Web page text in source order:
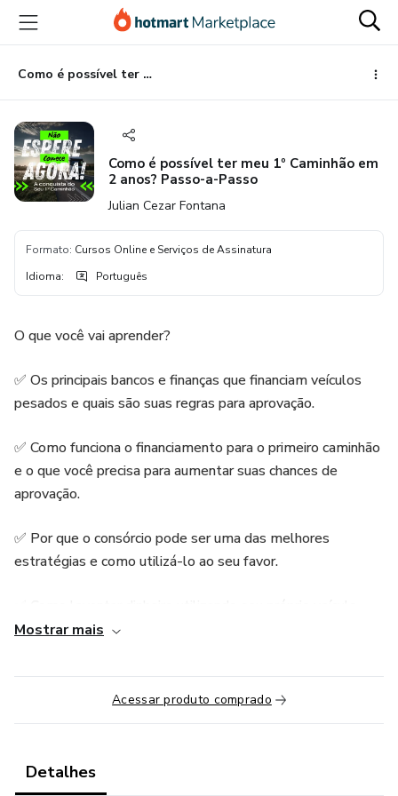
para
conteúdo
principal
para
pagamento
para
rodapé
Como é possível ter meu 1º Caminhão em 2 anos? Passo-a-Passo
Como é possível ter meu 1º Caminhão em
2 anos? Passo-a-Passo
Julian Cezar Fontana
Formato: Cursos Online e Serviços de Assinatura
Idioma: Português
O que você vai aprender?
✅ Os principais bancos e finanças que financiam veículos
pesados e quais são suas regras para aprovação.
✅ Como funciona o financiamento para o primeiro caminhão
e o que você precisa para aumentar suas chances de
aprovação.
✅ Por que o consórcio pode ser uma das melhores
estratégias e como utilizá-lo ao seu favor.
para dar entrada em um caminhão novo.
✅ Os golpes mais comuns no mercado e como se proteger
para não cair em armadilhas.
Comprar Seu Caminhão Financiado
Mostrar mais
Acessar produto comprado
Detalhes